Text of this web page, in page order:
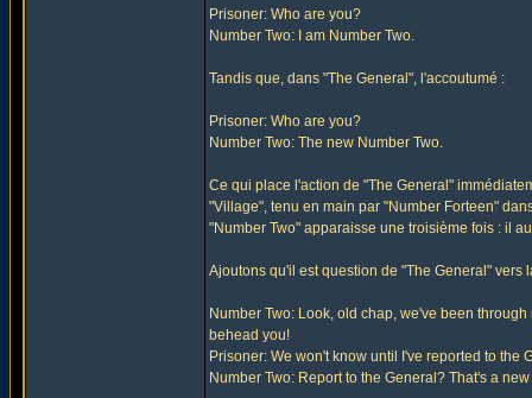
Prisoner: Who are you?
Number Two: I am Number Two.
Tandis que, dans "The General", l'accoutumé :
Prisoner: Who are you?
Number Two: The new Number Two.
Ce qui place l'action de "The General"
"Village", tenu en main par "Number Forteen"
"Number Two" apparaisse une troisième fois : il
Ajoutons qu'il est question de "The General" vers
Number Two: Look, old chap, we've been
behead you!
Prisoner: We won't know until I've reported to the
Number Two: Report to the General? That's a